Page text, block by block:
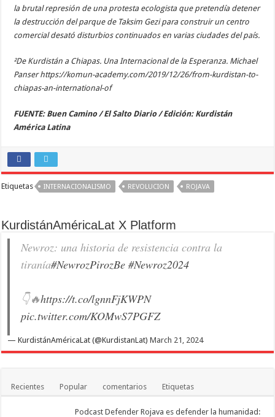
la brutal represión de una protesta ecologista que pretendía detener
la destrucción del parque de Taksim Gezi para construir un centro
comercial desató disturbios continuados en varias ciudades del país.
²De Kurdistán a Chiapas. Una Internacional de la Esperanza. Michael
Panser https://komun-academy.com/2019/12/26/from-kurdistan-to-
chiapas-an-international-of
FUENTE: Buen Camino / El Salto Diario / Edición: Kurdistán
América Latina
Etiquetas INTERNACIONALISMO REVOLUCION ROJAVA
KurdistánAméricaLat X Platform
Newroz: una historia de resistencia contra la
tiranía#NewrozPirozBe #Newroz2024
👇🔥https://t.co/lgnnFjKWPN
pic.twitter.com/KOMwS7PGFZ
— KurdistánAméricaLat (@KurdistanLat)March 21, 2024
Recientes Popular comentarios Etiquetas
Podcast Defender Rojava es defender la humanidad: